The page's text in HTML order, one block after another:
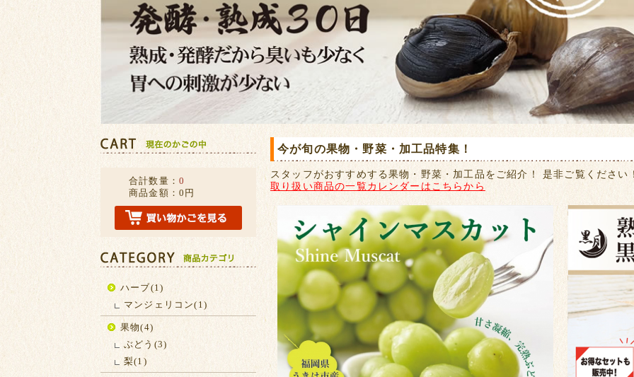
今が旬の果物・野菜・加工品特集！
スタッフがおすすめする果物・野菜・加工品をご紹介！ 是非ご覧ください
取り扱い商品の一覧カレンダーはこちらから
合計数量： 0
商品金額： 0円
ハーブ(1)
マンジェリコン(1)
果物(4)
ぶどう(3)
梨(1)